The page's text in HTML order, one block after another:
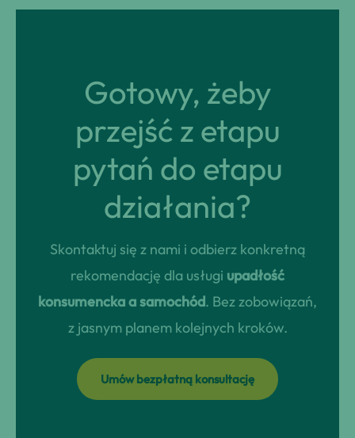
Gotowy, żeby
przejść z etapu
pytań do etapu
działania?
Skontaktuj się z nami i odbierz konkretną
rekomendację dla usługi upadłość
konsumencka a samochód. Bez zobowiązań,
z jasnym planem kolejnych kroków.
Umów bezpłatną konsultację